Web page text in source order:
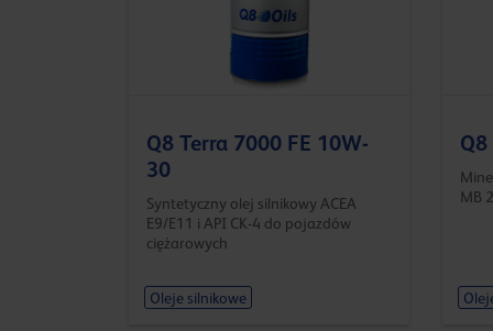
Q8 Terra 7000 FE 10W-
30
Syntetyczny olej silnikowy ACEA
E9/E11 i API CK-4 do pojazdów
ciężarowych
Oleje silnikowe
MB